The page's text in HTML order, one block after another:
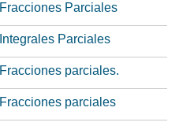
Fracciones Parciales
Integrales Parciales
Fracciones parciales.
Fracciones parciales